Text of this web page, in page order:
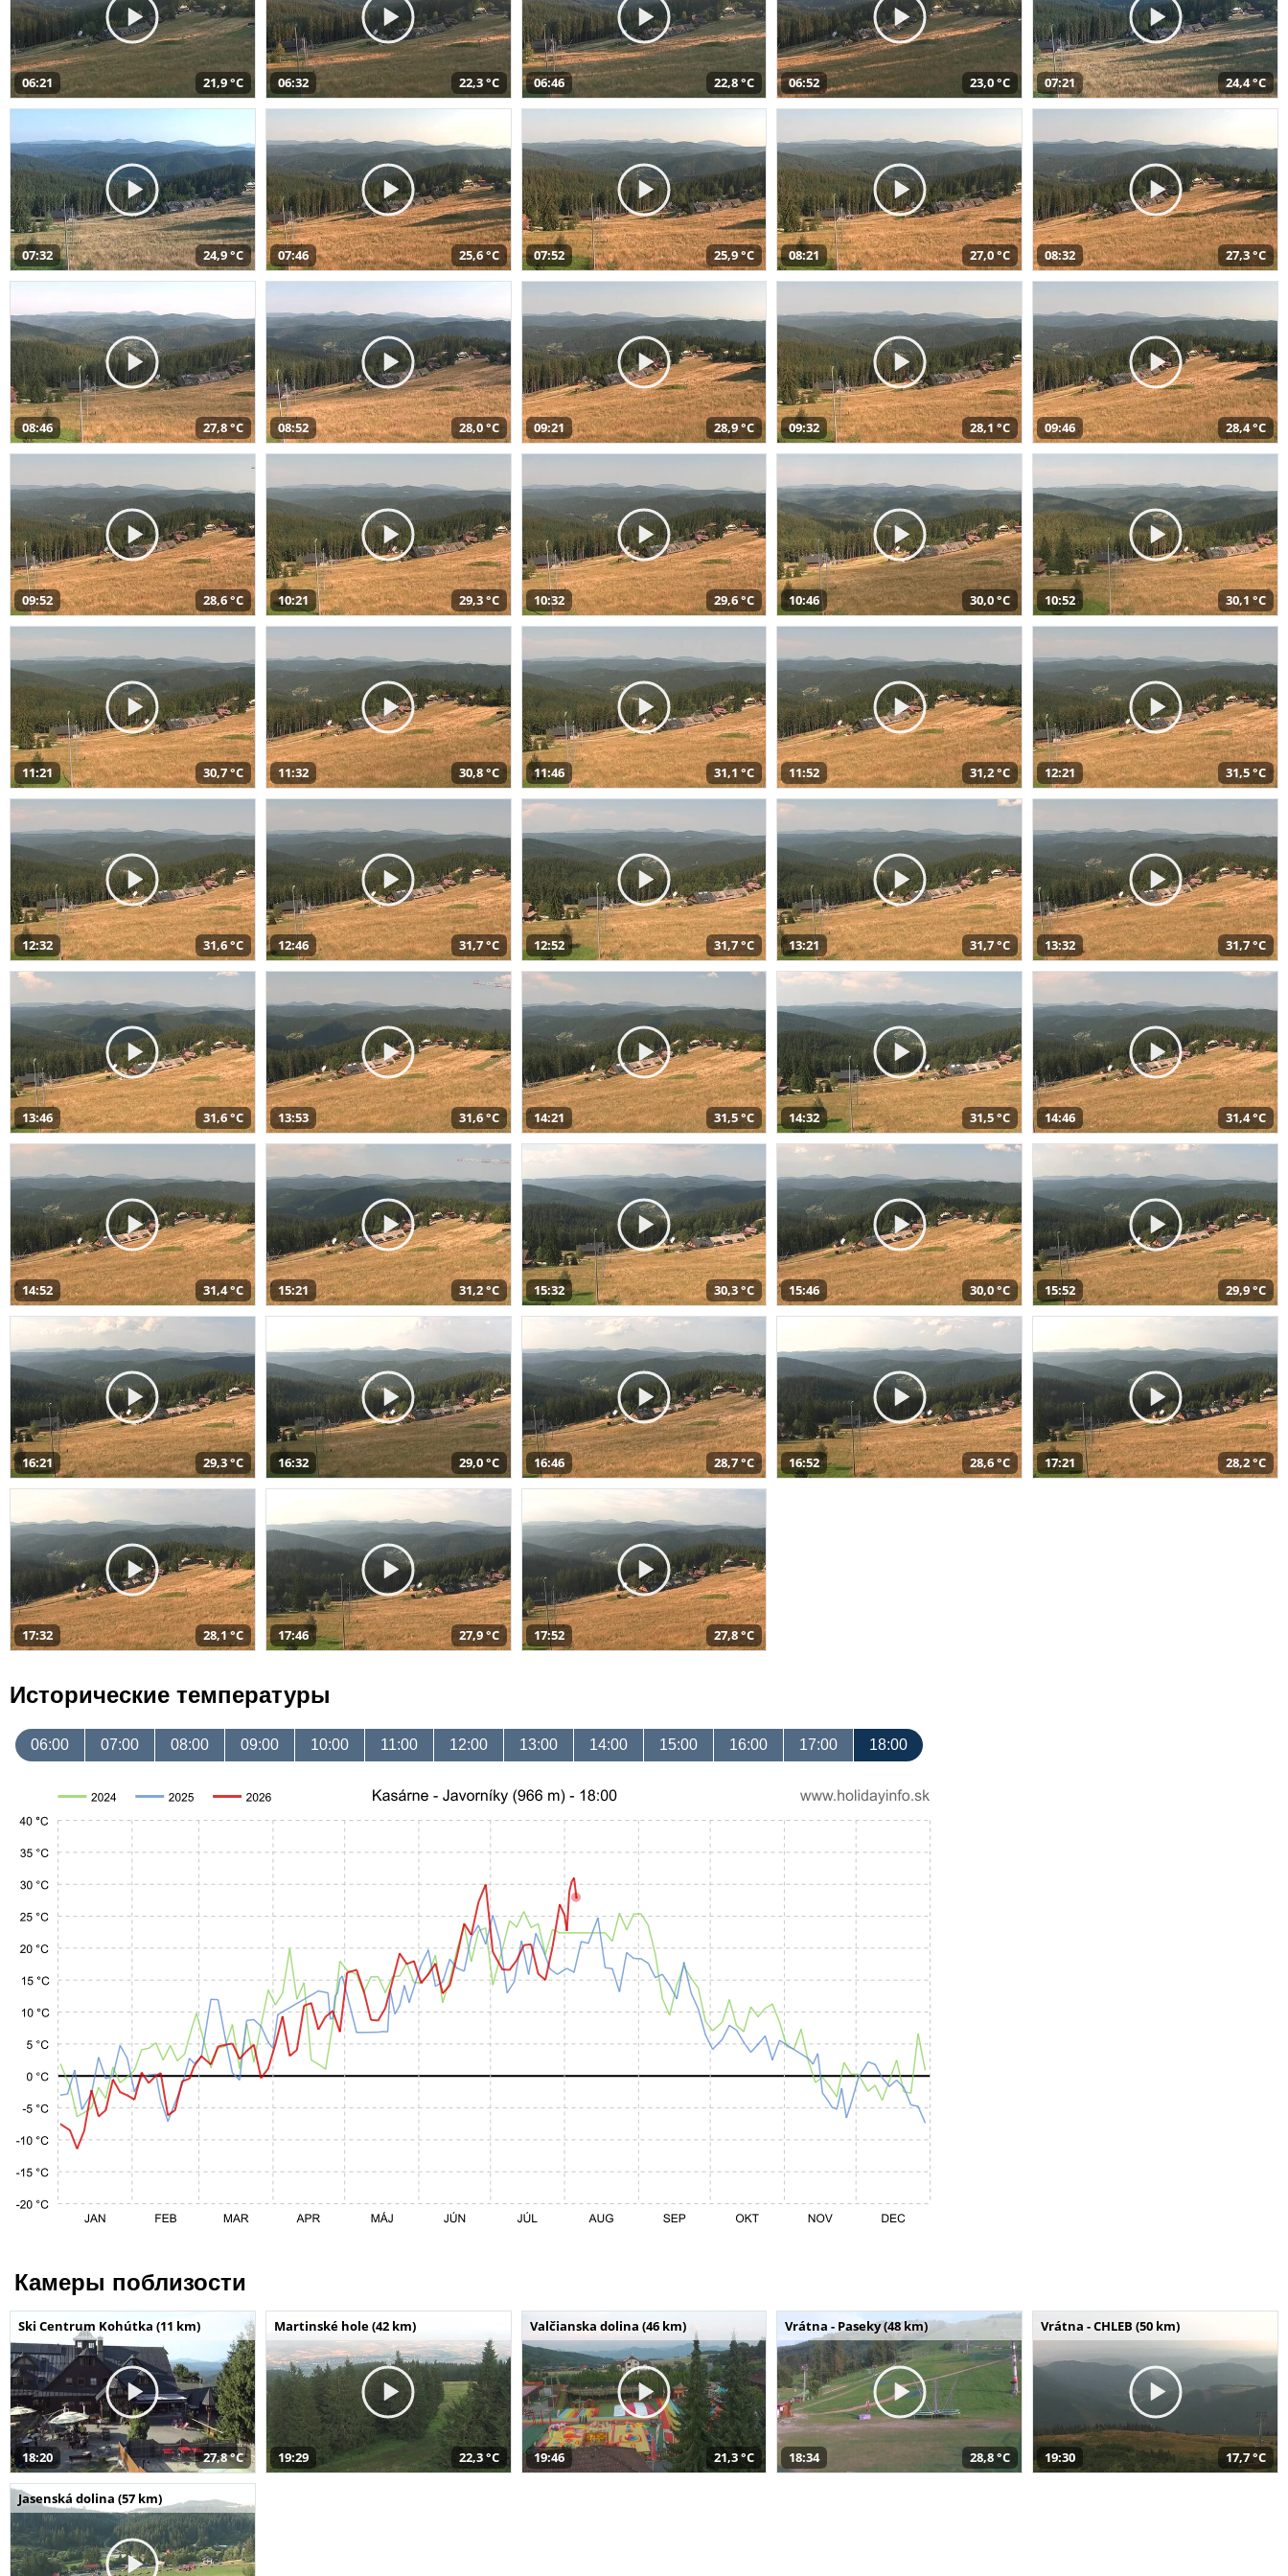
06:21 21,9 °C 06:32 22,3 °C 06:46 22,8 °C 06:52 23,0 °C 07:21 24,4 °C
07:32 24,9 °C 07:46 25,6 °C 07:52 25,9 °C 08:21 27,0 °C 08:32 27,3 °C
08:46 27,8 °C 08:52 28,0 °C 09:21 28,9 °C 09:32 28,1 °C 09:46 28,4 °C
09:52 28,6 °C 10:21 29,3 °C 10:32 29,6 °C 10:46 30,0 °C 10:52 30,1 °C
11:21 30,7 °C 11:32 30,8 °C 11:46 31,1 °C 11:52 31,2 °C 12:21 31,5 °C
12:32 31,6 °C 12:46 31,7 °C 12:52 31,7 °C 13:21 31,7 °C 13:32 31,7 °C
13:46 31,6 °C 13:53 31,6 °C 14:21 31,5 °C 14:32 31,5 °C 14:46 31,4 °C
14:52 31,4 °C 15:21 31,2 °C 15:32 30,3 °C 15:46 30,0 °C 15:52 29,9 °C
16:21 29,3 °C 16:32 29,0 °C 16:46 28,7 °C 16:52 28,6 °C 17:21 28,2 °C
17:32 28,1 °C 17:46 27,9 °C 17:52 27,8 °C
Исторические температуры
06:00 07:00 08:00 09:00 10:00 11:00 12:00 13:00 14:00 15:00 16:00 17:00 18:00
Камеры поблизости
Ski Centrum Kohútka (11 km)
18:20 27,8 °C
Martinské hole (42 km)
19:29 22,3 °C
Valčianska dolina (46 km)
19:46 21,3 °C
Vrátna - Paseky (48 km)
18:34 28,8 °C
Vrátna - CHLEB (50 km)
19:30 17,7 °C
Jasenská dolina (57 km)